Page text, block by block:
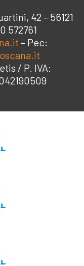
42 – 56121
572761
– Pec:
/ P. IVA: